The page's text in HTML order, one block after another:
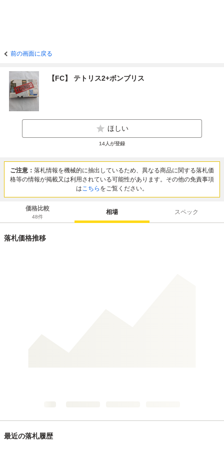
前の画面に戻る
【FC】 テトリス2+ボンブリス
ほしい
14人が登録
ご注意： 落札情報を機械的に抽出しているため、異なる商品に関する落札価
格等の情報が掲載又は利用されている可能性があります。その他の免責事項
はこちら をご覧ください。
価格比較
48件
相場 スペック
落札価格推移
最近の落札履歴